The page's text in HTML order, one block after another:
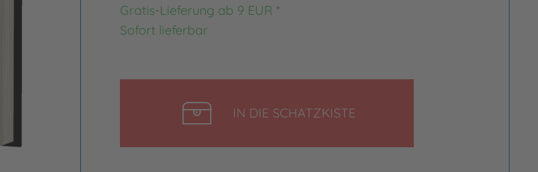
Gratis-Lieferung ab 9 EUR *
Sofort lieferbar
IN DIE SCHATZKISTE